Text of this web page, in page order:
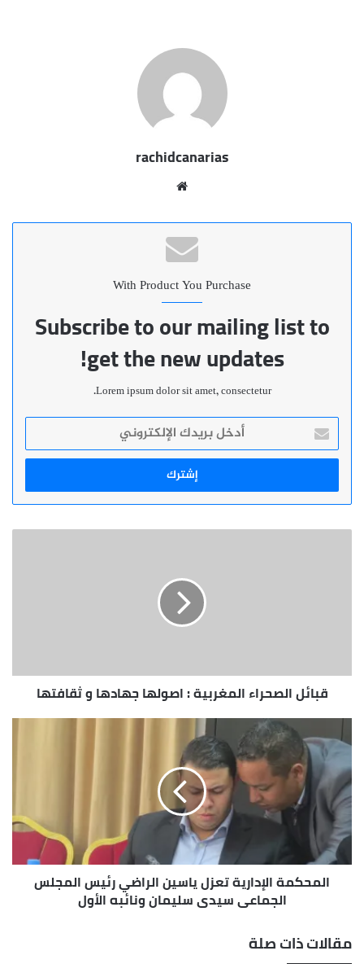
rachidcanarias
With Product You Purchase
Subscribe to our mailing list to
get the new updates!
Lorem ipsum dolor sit amet, consectetur.
أدخل
بريدك
الإلكتروني
قبائل
قبائل الصحراء المغربية : اصولها جهادها و ثقافتها
الإدارية
تعزل
ياسين
الراضي
رئيس
المجلس
الجماعي
سيدي
سليمانالمحكمة الإدارية تعزل ياسين الراضي رئيس المجلس
الجماعي سيدي سليمان ونائبه الأول
مقالات ذات صلة